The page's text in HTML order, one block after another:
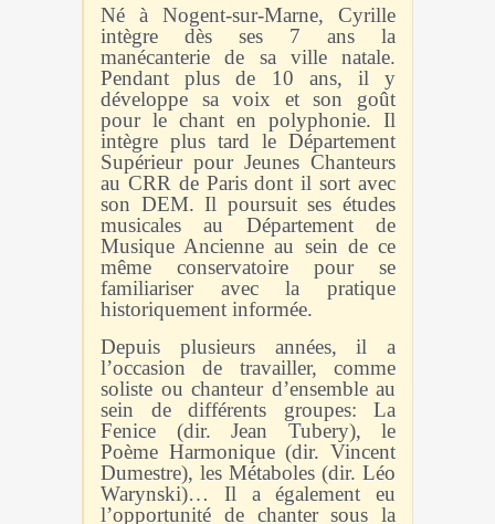
Né à Nogent-sur-Marne, Cyrille
intègre dès ses 7 ans la
manécanterie de sa ville natale.
Pendant plus de 10 ans, il y
développe sa voix et son goût
pour le chant en polyphonie. Il
intègre plus tard le Département
Supérieur pour Jeunes Chanteurs
au CRR de Paris dontil sort avec
son DEM. Il poursuit ses études
musicales au Département de
Musique Ancienne au sein de ce
même conservatoire pour se
familiariser avec la pratique
historiquement informée.
Depuis plusieurs années, il a
l’occasion de travailler, comme
soliste ou chanteur d’ensemble au
sein de différents groupes: La
Fenice (dir. Jean Tubery), le
Poème Harmonique (dir. Vincent
Dumestre), les Métaboles (dir. Léo
Warynski)… Il a également eu
l’opportunité de chanter sous la